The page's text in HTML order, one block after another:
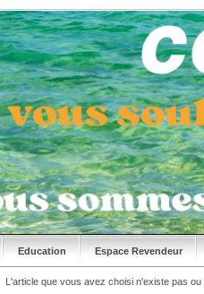
Education Espace Revendeur
L'article que vous avez choisi n'existe pas